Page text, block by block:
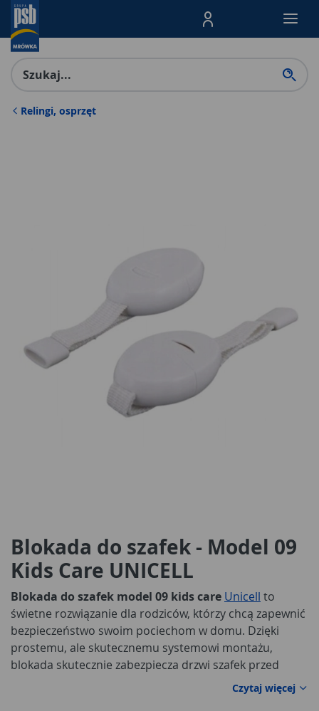
Menu Produktów,
Relingi, osprzęt
Blokada do szafek - Model 09
Kids Care UNICELL
Blokada do szafek model 09 kids care Unicell to
świetne rozwiązanie dla rodziców, którzy chcą zapewnić
bezpieczeństwo swoim pociechom w domu. Dzięki
prostemu, ale skutecznemu systemowi montażu,
blokada skutecznie zabezpiecza drzwi szafek przed
przypadkowym otwarciem przez dzieci, co zapobiega
dostępowi do niebezpiecznych przedmiotów, takich jak
Czytaj więcej